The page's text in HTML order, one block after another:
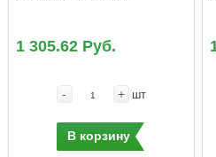
1 305.62 Руб.
- + шт
В корзину